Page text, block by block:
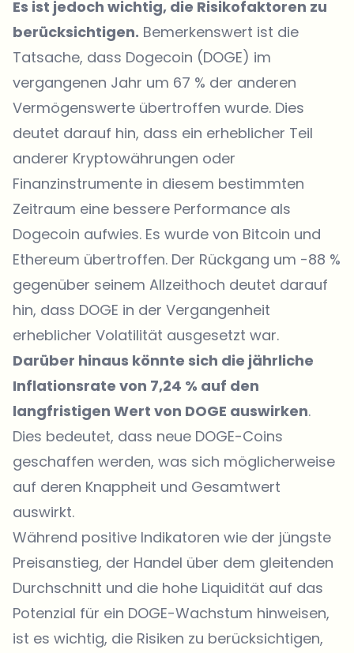
Es ist jedoch wichtig, die Risikofaktoren zu
berücksichtigen. Bemerkenswert ist die
Tatsache, dass Dogecoin (DOGE) im
vergangenen Jahr um 67 % der anderen
Vermögenswerte übertroffen wurde. Dies
deutet darauf hin, dass ein erheblicher Teil
anderer Kryptowährungen oder
Finanzinstrumente in diesem bestimmten
Zeitraum eine bessere Performance als
Dogecoin aufwies. Es wurde von Bitcoin und
Ethereum übertroffen. Der Rückgang um -88 %
gegenüber seinem Allzeithoch deutet darauf
hin, dass DOGE in der Vergangenheit
erheblicher Volatilität ausgesetzt war.
Darüber hinaus könnte sich die jährliche
Inflationsrate von 7,24 % auf den
langfristigen Wert von DOGE auswirken.
Dies bedeutet, dass neue DOGE-Coins
geschaffen werden, was sich möglicherweise
auf deren Knappheit und Gesamtwert
auswirkt.
Während positive Indikatoren wie der jüngste
Preisanstieg, der Handel über dem gleitenden
Durchschnitt und die hohe Liquidität auf das
Potenzial für ein DOGE-Wachstum hinweisen,
ist es wichtig, die Risiken zu berücksichtigen,